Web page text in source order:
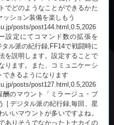
でどのようなことができるかた
ション装備を楽しもう
posts/post144.html,0.5,2026
設定にてコマンド数の拡張を
ル派の紀行録,FF14で戦闘時に
を説明します。設定することで
ります。また、コミュニケーシ
できるようになります
posts/post127.html,0.5,2026
酬のマウント「ミラージュ・ブ
| デジタル派の紀行録,毎回、星
いマウントが多いですよね。
ありそうでなかったトナカイの